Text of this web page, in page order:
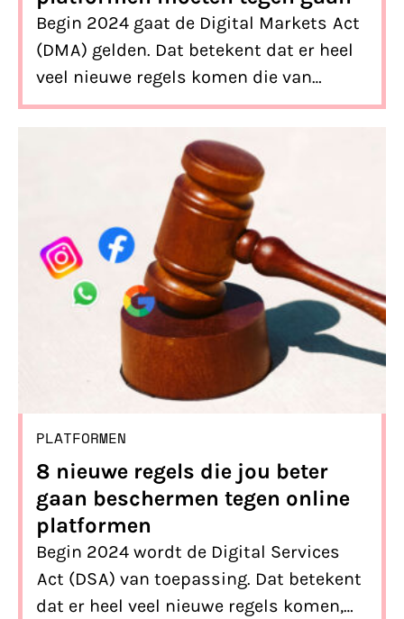
Begin 2024 gaat de Digital Markets Act
(DMA) gelden. Dat betekent dat er heel
veel nieuwe regels komen die van
invloed zijn op ons online
de marktmacht van hele grote
platformen, poortwachters, in bedwang
houden. Wij lazen deuiteindelijke tekst
en zetten 7 regels op een rijtje die
straks ten goede gaan veranderen.
PLATFORMEN
8 nieuwe regels die jou beter
gaan beschermen tegen online
platformen
Begin 2024 wordt de Digital Services
Act (DSA) van toepassing. Dat betekent
dat er heel veel nieuwe regels komen,